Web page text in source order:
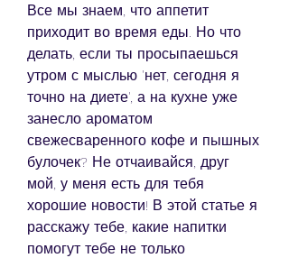
Все мы знаем, что аппетит
приходит во время еды. Но что
делать, если ты просыпаешься
утром с мыслью 'нет, сегодня я
точно на диете', а на кухне уже
занесло ароматом
свежесваренного кофе и пышных
булочек? Не отчаивайся, друг
мой, у меня есть для тебя
хорошие новости! В этой статье я
расскажу тебе, какие напитки
помогут тебе не только